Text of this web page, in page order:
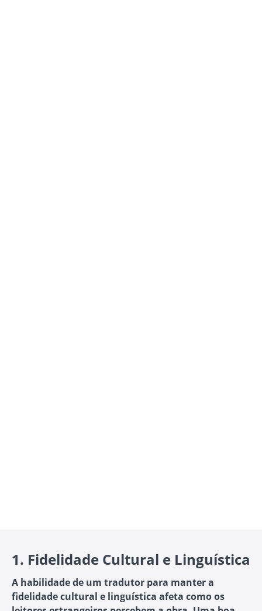
1. Fidelidade Cultural e Linguística
A habilidade de um tradutor para manter a
fidelidade cultural e linguística afeta como os